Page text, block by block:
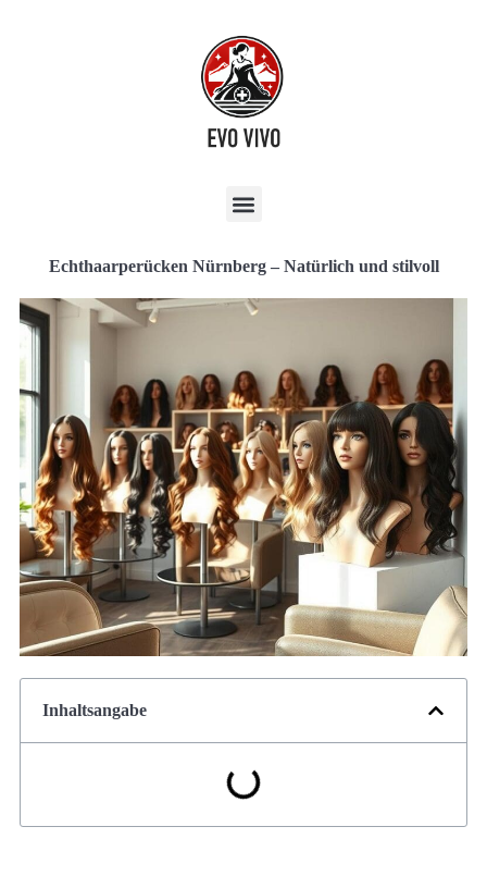
Echthaarperücken Nürnberg – Natürlich und stilvoll
Inhaltsangabe